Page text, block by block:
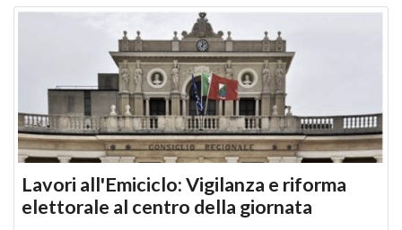
Lavori all'Emiciclo: Vigilanza e riforma
elettorale al centro della giornata